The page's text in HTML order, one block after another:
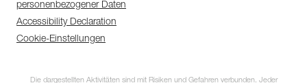
personenbezogener Daten
Accessibility Declaration
Cookie-Einstellungen
Die dargestellten Aktivitäten sind mit Risiken und Gefahren verbunden. Jeder